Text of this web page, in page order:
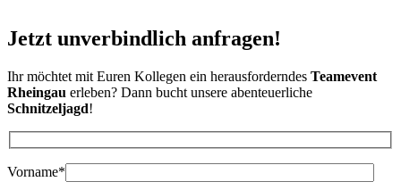
Jetzt unverbindlich anfragen!
Ihr möchtet mit Euren Kollegen ein herausforderndes Teamevent
Rheingau erleben? Dann bucht unsere abenteuerliche
Schnitzeljagd!
Bitte lasse dieses Feld leer.
Vorname*